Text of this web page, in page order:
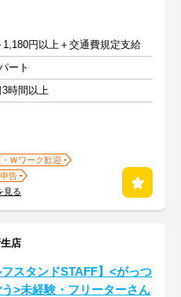
1,180円以上＋交通費規定支給
ート
時間以上
Ｗワーク歓迎
告
見る
店
フスタンドSTAFF】<がっつ
う>未経験・フリーターさん